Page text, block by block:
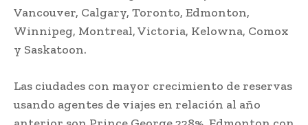
Vancouver, Calgary, Toronto, Edmonton,
Winnipeg, Montreal, Victoria, Kelowna, Comox
y Saskatoon.
Las ciudades con mayor crecimiento de reservas
usando agentes de viajes en relación al año